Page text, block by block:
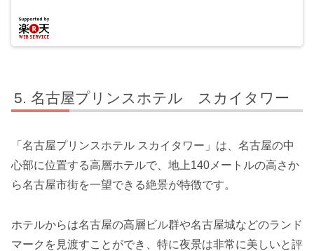
名古屋プリンスホテル スカイタワー
「名古屋プリンスホテル スカイタワー」は、名古屋の中
心部に位置する高層ホテルで、地上140メートルの高さか
ら名古屋市街を一望できる絶景が特徴です。
ホテルからは名古屋の高層ビル群や名古屋城などのランド
マークを見渡すことができ、特に夜景は非常に美しいと評